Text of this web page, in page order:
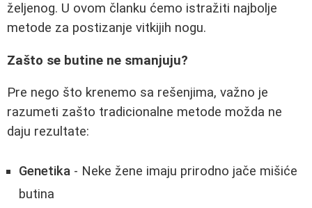
željenog. U ovom članku ćemo istražiti najbolje
metode za postizanje vitkijih nogu.
Zašto se butine ne smanjuju?
Pre nego što krenemo sa rešenjima, važno je
razumeti zašto tradicionalne metode možda ne
daju rezultate:
Genetika - Neke žene imaju prirodno jače mišiće
butina